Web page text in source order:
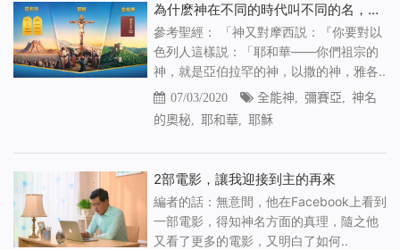
為什麽神在不同的時代叫不同的名，神名的意義是什麽
參考聖經： 「神又對摩西説：『你要對以
色列人這樣説：「耶和華——你們祖宗的
神，就是亞伯拉罕的神，以撒的神，雅各..
07/03/2020 全能神 彌賽亞
神名
的奧秘, 耶和華, 耶穌
2部電影，讓我迎接到主的再來
編者的話：無意間，他在Facebook上看到
一部電影，得知神名方面的真理，隨之他
又看了更多的電影，又明白了如何..